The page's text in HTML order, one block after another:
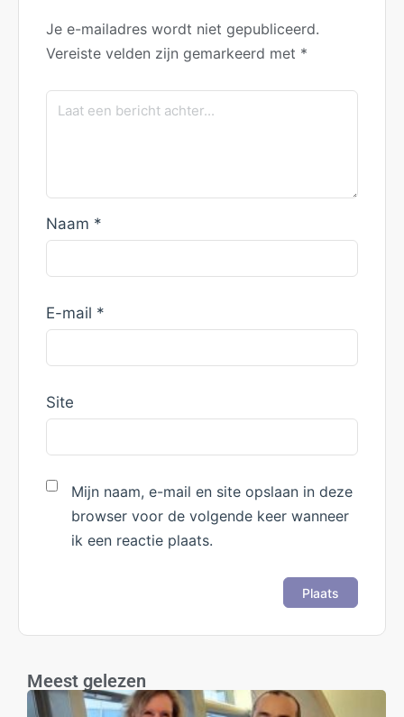
Je e-mailadres wordt niet gepubliceerd.
Vereiste velden zijn gemarkeerd met *
Naam *
E-mail *
Site
Mijn naam, e-mail en site opslaan in deze
browser voor de volgende keer wanneer
ik een reactie plaats.
Meest gelezen